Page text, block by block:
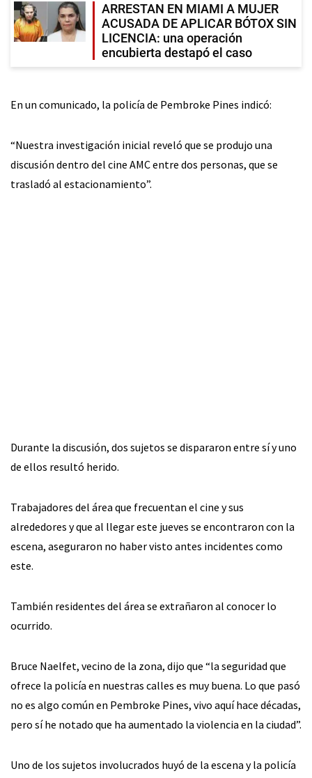
ARRESTAN EN MIAMI A MUJER
ACUSADA DE APLICAR BÓTOX SIN
LICENCIA: una operación
encubierta destapó el caso
En un comunicado, la policía de Pembroke Pines indicó:
“Nuestra investigación inicial reveló que se produjo una
discusión dentro del cine AMC entre dos personas, que se
trasladó al estacionamiento”.
Durante la discusión, dos sujetos se dispararon entre sí y uno
de ellos resultó herido.
Trabajadores del área que frecuentan el cine y sus
alrededores y que al llegar este jueves se encontraron con la
escena, aseguraron no haber visto antes incidentes como
este.
También residentes del área se extrañaron al conocer lo
ocurrido.
Bruce Naelfet, vecino de la zona, dijo que “la seguridad que
ofrece la policía en nuestras calles es muy buena. Lo que pasó
no es algo común en Pembroke Pines, vivo aquí hace décadas,
pero sí he notado que ha aumentado la violencia en la ciudad”.
Uno de los sujetos involucrados huyó de la escena y la policía